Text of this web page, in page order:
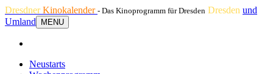
DresdnerKinokalender - Das Kinoprogramm für Dresden Dresden und
Umland
MENU
Neustarts